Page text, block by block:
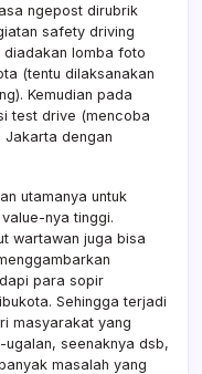
ngepost dirubrik
safety driving
diadakan lomba foto
(tentu dilaksanakan
Kemudian pada
test drive (mencoba
Jakarta dengan
utamanya untuk
nya tinggi.
wartawan juga bisa
para sopir
Sehingga terjadi
masyarakat yang
ugalan, seenaknya dsb,
masalah yang